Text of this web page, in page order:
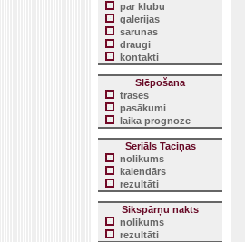
par klubu
galerijas
sarunas
draugi
kontakti
Slēpošana
trases
pasākumi
laika prognoze
Seriāls Taciņas
nolikums
kalendārs
rezultāti
Sikspārņu nakts
nolikums
rezultāti